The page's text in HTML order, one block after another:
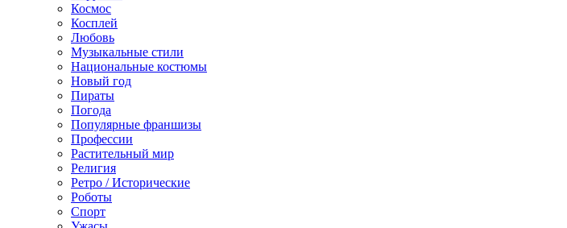
Космос
Косплей
Любовь
Музыкальные стили
Национальные костюмы
Новый год
Пираты
Погода
Популярные франшизы
Профессии
Растительный мир
Религия
Ретро / Исторические
Роботы
Спорт